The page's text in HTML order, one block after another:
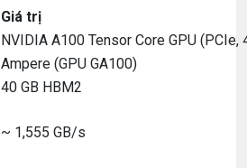
Giá trị
NVIDIA A100 Tensor Core GPU (PCIe,
Ampere (GPU GA100)
40 GB HBM2
~ 1,555 GB/s